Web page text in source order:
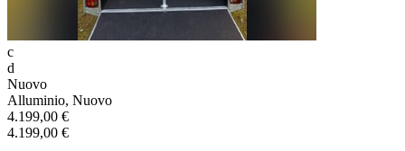
c
d
Nuovo
Alluminio, Nuovo
4.199,00 €
4.199,00 €